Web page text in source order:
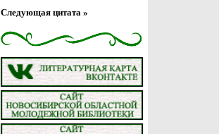
Следующая цитата »